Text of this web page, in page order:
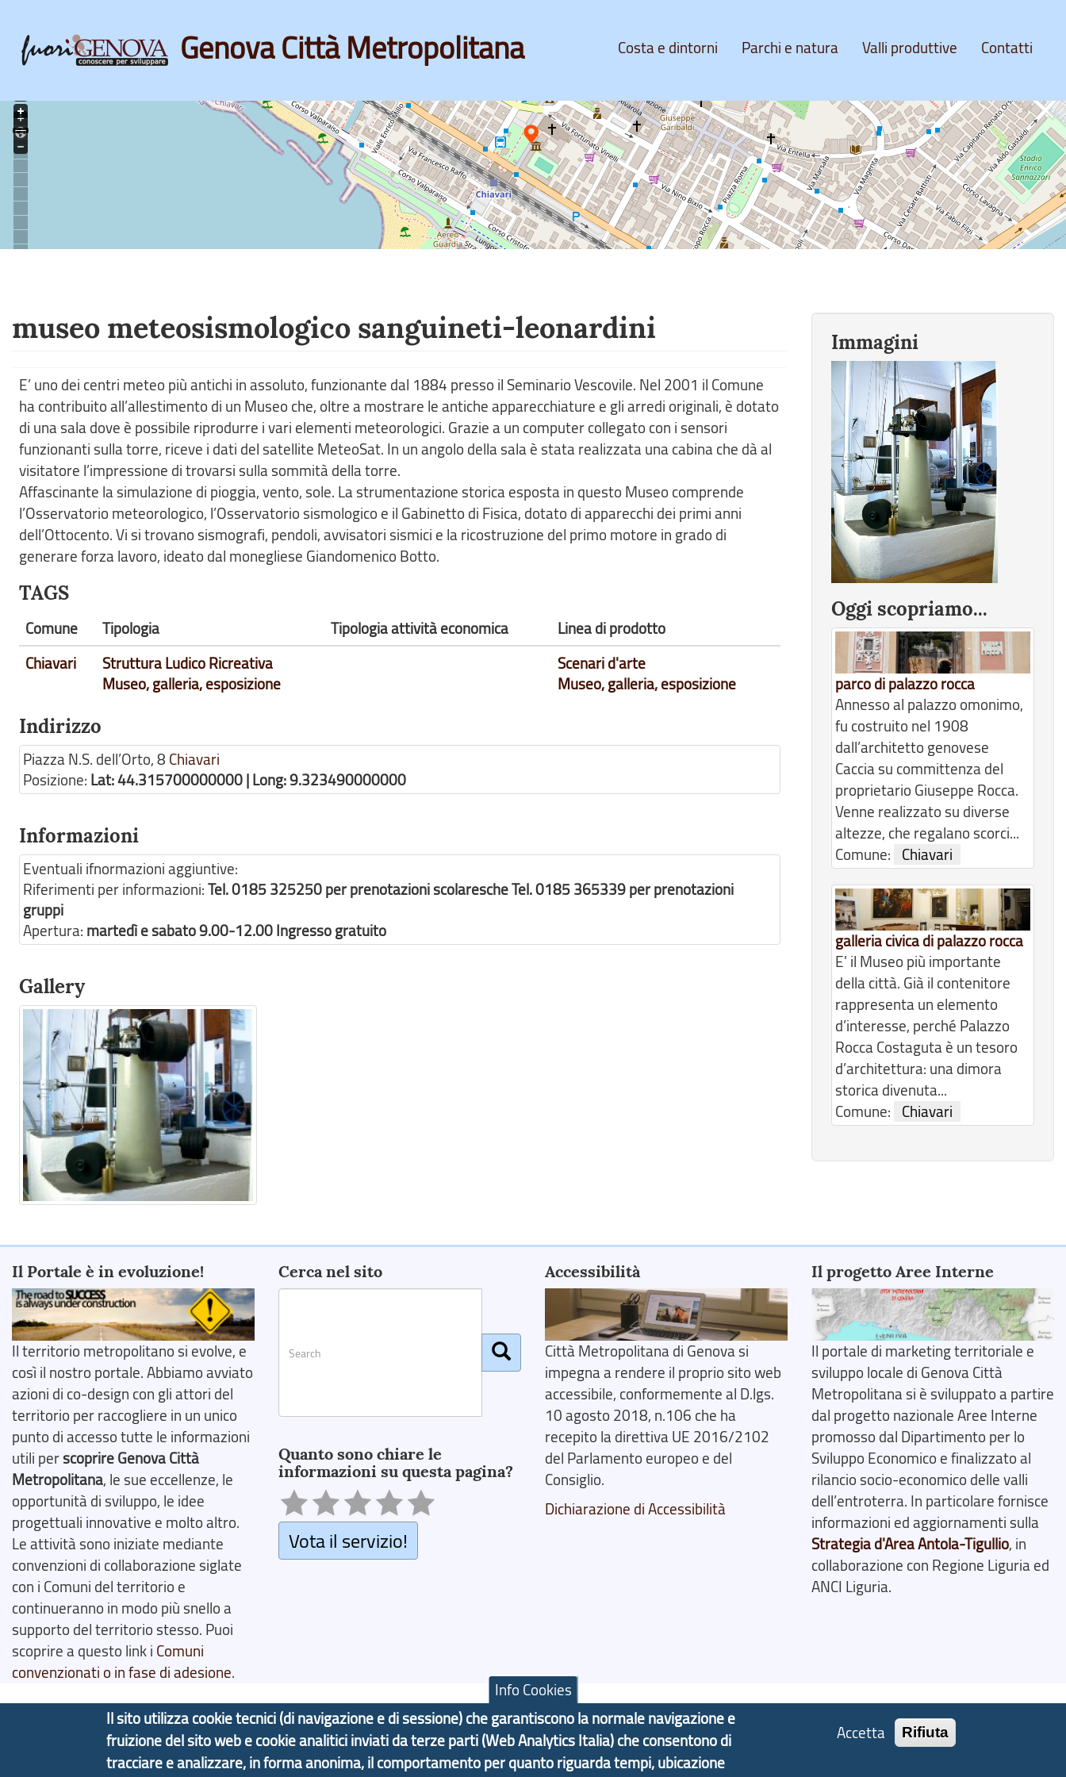
Skip
main
content
Genova Città Metropolitana Costa e dintorni Parchi e natura Valli produttive Contatti
museo meteosismologico sanguineti-leonardini
E’ uno dei centri meteo più antichi in assoluto, funzionante dal 1884 presso il Seminario Vescovile. Nel 2001 il Comune
ha contribuito all’allestimento di un Museo che, oltre a mostrare le antiche apparecchiature e gli arredi originali, è dotato
di una sala dove è possibile riprodurre i vari elementi meteorologici. Grazie a un computer collegato con i sensori
funzionanti sulla torre, riceve i dati del satellite MeteoSat. In un angolo della sala è stata realizzata una cabina che dà al
visitatore l’impressione di trovarsi sulla sommità della torre.
Affascinante la simulazione di pioggia, vento, sole. La strumentazione storica esposta in questo Museo comprende
l’Osservatorio meteorologico, l’Osservatorio sismologico e il Gabinetto di Fisica, dotato di apparecchi dei primi anni
dell’Ottocento. Vi si trovano sismografi, pendoli, avvisatori sismici e la ricostruzione del primo motore in grado di
generare forza lavoro, ideato dal monegliese Giandomenico Botto.
TAGS
Comune Tipologia Tipologia attività economica
Linea di prodotto
Chiavari
Struttura Ludico Ricreativa
Museo, galleria, esposizione
Scenari d'arte
Museo, galleria, esposizione
Indirizzo
Piazza N.S. dell’Orto, 8 Chiavari
Posizione: Lat: 44.315700000000 | Long: 9.323490000000
Informazioni
Eventuali ifnormazioni aggiuntive:
Riferimenti per informazioni:Tel. 0185 325250 per prenotazioni scolaresche Tel. 0185 365339 per prenotazioni
gruppi
Apertura: martedì e sabato 9.00-12.00 Ingresso gratuito
Gallery
Immagini
Oggi scopriamo...
parco di palazzo rocca
Annesso al palazzo omonimo,
fu costruito nel 1908
dall’architetto genovese
Caccia su committenza del
proprietario Giuseppe Rocca.
Venne realizzato su diverse
altezze, che regalano scorci...
Comune:
Chiavari
galleria civica di palazzo rocca
E' il Museo più importante
della città. Già il contenitore
rappresenta un elemento
d’interesse, perché Palazzo
Rocca Costaguta è un tesoro
d’architettura: una dimora
storica divenuta...
Comune:
Chiavari
Il Portale è in evoluzione!
Il territorio metropolitano si evolve, e
così il nostro portale. Abbiamo avviato
azioni di co-design con gli attori del
territorio per raccogliere in un unico
punto di accesso tutte le informazioni
utili perscoprire Genova Città
Metropolitana, le sue eccellenze, le
opportunità di sviluppo, le idee
progettuali innovative e molto altro.
Le attività sono iniziate mediante
convenzioni di collaborazione siglate
con i Comuni del territorio e
continueranno in modo più snello a
supporto del territorio stesso. Puoi
scoprire a questo link i Comuni
convenzionati o in fase di adesione.
Cerca nel sito
Quanto sono chiare le
informazioni su questa pagina?
Vota il servizio!
Accessibilità
Città Metropolitana di Genova si
impegna a rendere il proprio sito web
accessibile, conformemente al D.lgs.
10 agosto 2018, n.106 che ha
recepito la direttiva UE 2016/2102
del Parlamento europeo e del
Consiglio.
Dichiarazione di Accessibilità
Il progetto Aree Interne
Il portale di marketing territoriale e
sviluppo locale di Genova Città
Metropolitana si è sviluppato a partire
dal progetto nazionale Aree Interne
promosso dal Dipartimento per lo
Sviluppo Economico e finalizzato al
rilancio socio-economico delle valli
dell’entroterra. In particolare fornisce
informazioni ed aggiornamenti sulla
Strategia d'Area Antola-Tigullio, in
collaborazione con Regione Liguria ed
ANCI Liguria.
Copyright © 2017 Città metropolitana di Genova | CF: 80007350103
Info Cookies
Il sito utilizza cookie tecnici (di navigazione e di sessione) che garantiscono la normale navigazione e
fruizione del sito web e cookie analitici inviati da terze parti (Web Analytics Italia) che consentono di
tracciare e analizzare, in forma anonima, il comportamento per quanto riguarda tempi, ubicazione
Accetta Rifiuta